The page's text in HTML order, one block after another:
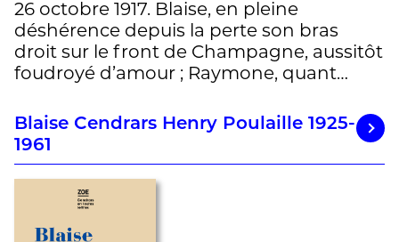
26 octobre 1917. Blaise, en pleine
déshérence depuis la perte son bras
droit sur le front de Champagne, aussitôt
foudroyé d’amour ; Raymone, quant…
Blaise Cendrars Henry Poulaille 1925-
1961